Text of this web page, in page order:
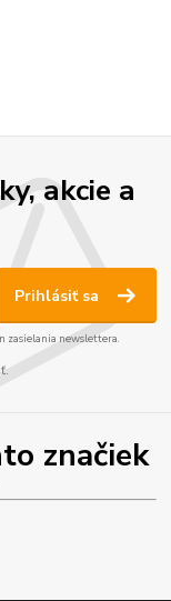
akcie a
Prihlásiť sa
zasielania newslettera.
značiek